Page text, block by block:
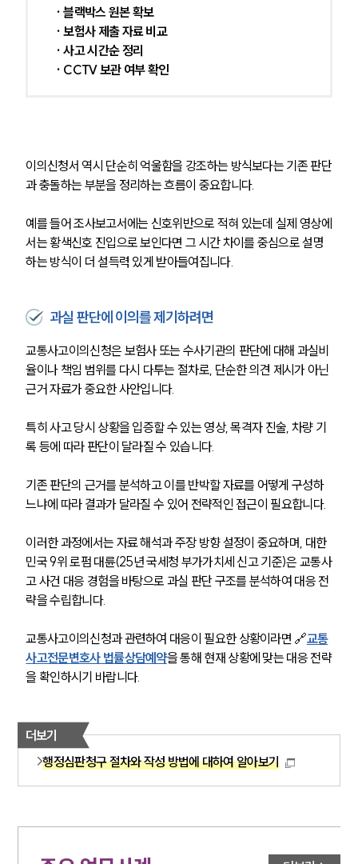
· 블랙박스 원본 확보
· 보험사 제출 자료 비교
· 사고 시간순 정리
· CCTV 보관 여부 확인
이의신청서 역시 단순히 억울함을 강조하는 방식보다는 기존 판단
과 충돌하는 부분을 정리하는 흐름이 중요합니다.
예를 들어 조사보고서에는 신호위반으로 적혀 있는데 실제 영상에
서는 황색신호 진입으로 보인다면 그 시간 차이를 중심으로 설명
하는 방식이 더 설득력 있게 받아들여집니다.
과실 판단에 이의를 제기하려면
교통사고이의신청은 보험사 또는 수사기관의 판단에 대해 과실비
율이나 책임 범위를 다시 다투는 절차로, 단순한 의견 제시가 아닌
근거 자료가 중요한 사안입니다.
특히 사고 당시 상황을 입증할 수 있는 영상, 목격자 진술, 차량 기
록 등에 따라 판단이 달라질 수 있습니다.
기존 판단의 근거를 분석하고 이를 반박할 자료를 어떻게 구성하
느냐에 따라 결과가 달라질 수 있어 전략적인 접근이 필요합니다.
이러한 과정에서는 자료 해석과 주장 방향 설정이 중요하며, 대한
민국 9위 로펌 대륜(25년 국세청 부가가치세 신고 기준)은 교통사
고 사건 대응 경험을 바탕으로 과실 판단 구조를 분석하여 대응 전
략을 수립합니다.
교통사고이의신청과 관련하여 대응이 필요한 상황이라면 🔗교통
사고전문변호사 법률상담예약을 통해 현재 상황에 맞는 대응 전략
을 확인하시기 바랍니다.
더보기
행정심판청구 절차와 작성 방법에 대하여 알아보기